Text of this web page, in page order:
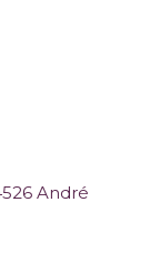
André